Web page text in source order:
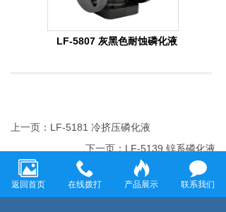
LF-5807 灰黑色耐蚀磷化液
上一页：LF-5181 冷挤压磷化液
下一页：LF-5139 锌系磷化液
返回首页 在线拨打 产品展示 联系我们